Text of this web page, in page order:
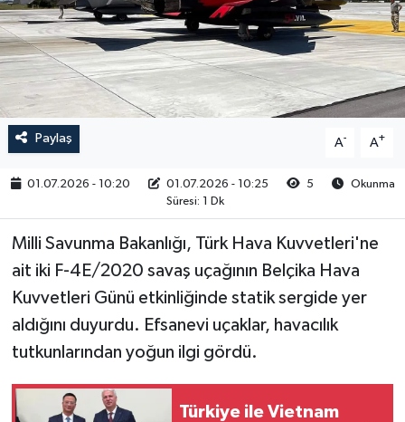
Paylaş A- A+
01.07.2026 - 10:20 01.07.2026 - 10:25 5
Okunma
Süresi: 1 Dk
Milli Savunma Bakanlığı, Türk Hava Kuvvetleri'ne
ait iki F-4E/2020 savaş uçağının Belçika Hava
Kuvvetleri Günü etkinliğinde statik sergide yer
aldığını duyurdu. Efsanevi uçaklar, havacılık
tutkunlarından yoğun ilgi gördü.
Türkiye ile Vietnam
RESMİ İLAN